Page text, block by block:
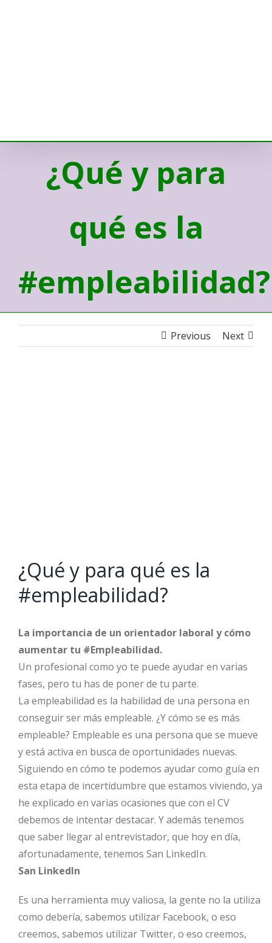
¿Qué y para
qué es la
#empleabilidad?
Previous Next
¿Qué y para qué es la
#empleabilidad?
La importancia de un orientador laboral y cómo
aumentar tu #Empleabilidad.
Un profesional como yo te puede ayudar en varias
fases, pero tu has de poner de tu parte.
La empleabilidad es la habilidad de una persona en
conseguir ser más empleable. ¿Y cómo se es más
empleable? Empleable es una persona que se mueve
y está activa en busca de oportunidades nuevas.
Siguiendo en cómo te podemos ayudar como guía en
esta etapa de incertidumbre que estamos viviendo, ya
he explicado en varias ocasiones que con el CV
debemos de intentar destacar. Y además tenemos
que saber llegar al entrevistador, que hoy en día,
afortunadamente, tenemos San LinkedIn.
San LinkedIn
Es una herramienta muy valiosa, la gente no la utiliza
como debería, sabemos utilizar Facebook, o eso
creemos, sabemos utilizar Twitter, o eso creemos,